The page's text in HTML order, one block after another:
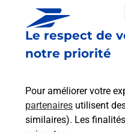
Le respect de
notre priorité
Pour améliorer votre
partenaires utilisent
similaires). Les